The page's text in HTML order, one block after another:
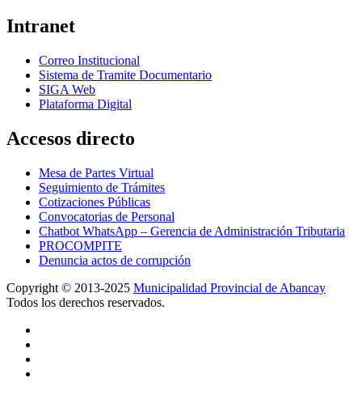
Intranet
Correo Institucional
Sistema de Tramite Documentario
SIGA Web
Plataforma Digital
Accesos directo
Mesa de Partes Virtual
Seguimiento de Trámites
Cotizaciones Públicas
Convocatorias de Personal
Chatbot WhatsApp – Gerencia de Administración Tributaria
PROCOMPITE
Denuncia actos de corrupción
Copyright © 2013-2025 Municipalidad Provincial de Abancay
Todos los derechos reservados.